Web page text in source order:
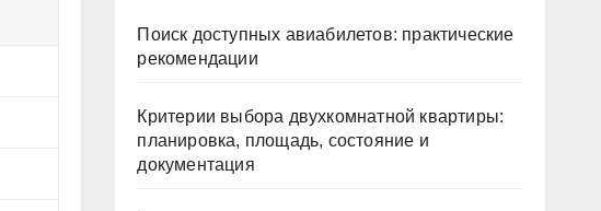
Поиск доступных авиабилетов: практические
рекомендации
Критерии выбора двухкомнатной квартиры:
планировка, площадь, состояние и
документация